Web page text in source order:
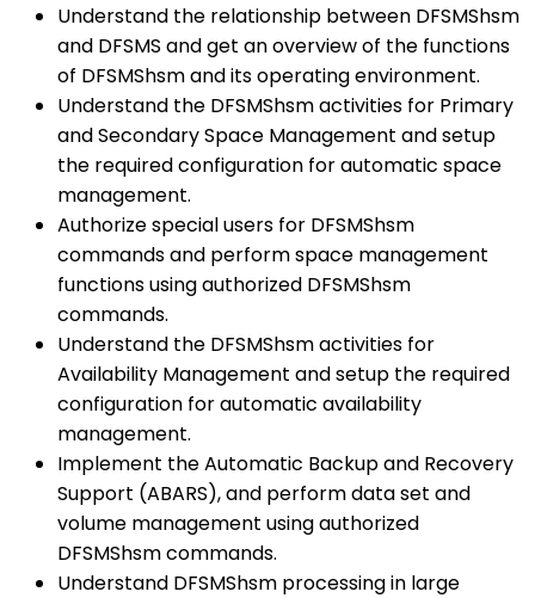
Understand the relationship between DFSMShsm
and DFSMS and get an overview of the functions
of DFSMShsm and its operating environment.
Understand the DFSMShsm activities for Primary
and Secondary Space Management and setup
the required configuration for automatic space
management.
Authorize special users for DFSMShsm
commands and perform space management
functions using authorized DFSMShsm
commands.
Understand the DFSMShsm activities for
Availability Management and setup the required
configuration for automatic availability
management.
Implement the Automatic Backup and Recovery
Support (ABARS), and perform data set and
volume management using authorized
DFSMShsm commands.
Understand DFSMShsm processing in large